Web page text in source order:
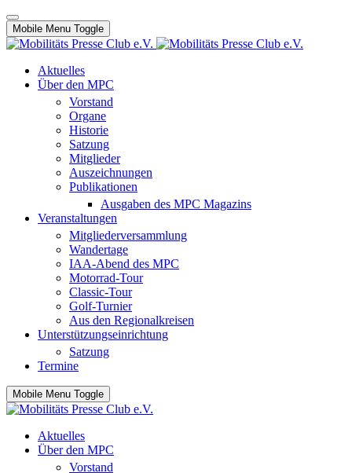
Mobile Menu Toggle
Aktuelles
Über den MPC
Vorstand
Organe
Historie
Satzung
Mitglieder
Auszeichnungen
Publikationen
Ausgaben des MPC Magazins
Veranstaltungen
Mitgliederversammlung
Wandertage
IAA-Abend des MPC
Motorrad-Tour
Classic-Tour
Golf-Turnier
Aus den Regionalkreisen
Unterstützungseinrichtung
Satzung
Termine
Mobile Menu Toggle
Aktuelles
Über den MPC
Vorstand